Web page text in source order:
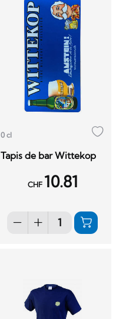
0 cl
Tapis de bar Wittekop
CHF 10.81